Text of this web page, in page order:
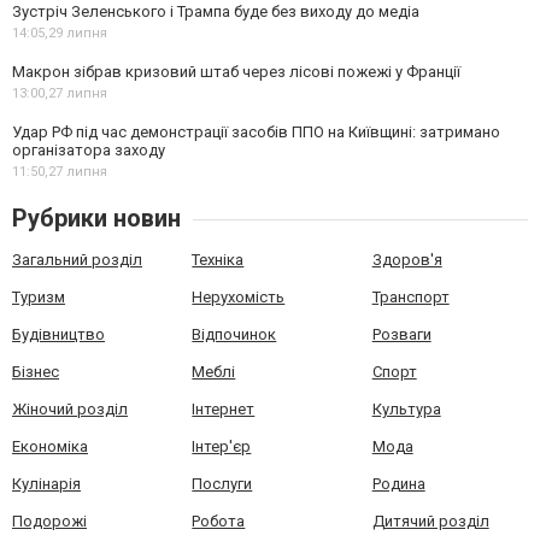
Зустріч Зеленського і Трампа буде без виходу до медіа
14:05, 29 липня
Макрон зібрав кризовий штаб через лісові пожежі у Франції
13:00, 27 липня
Удар РФ під час демонстрації засобів ППО на Київщині: затримано
організатора заходу
11:50, 27 липня
Рубрики новин
Загальний розділ Техніка Здоров'я
Туризм Нерухомість Транспорт
Будівництво Відпочинок Розваги
Бізнес Меблі Спорт
Жіночий розділ Інтернет Культура
Економіка Інтер'єр Мода
Кулінарія Послуги Родина
Подорожі Робота Дитячий розділ